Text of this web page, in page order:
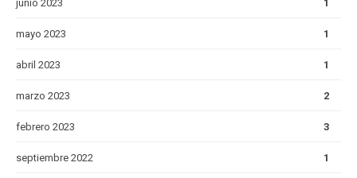
junio 2023 1
mayo 2023 1
abril 2023 1
marzo 2023 2
febrero 2023 3
septiembre 2022 1